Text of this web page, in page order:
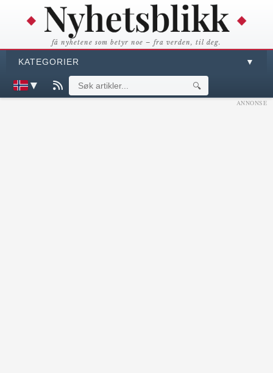
få nyhetene som betyr noe – fra verden, til deg.
KATEGORIER ▼
▼ 🔍
ANNONSE